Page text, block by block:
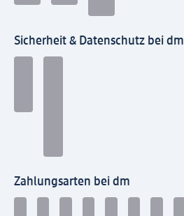
Sicherheit & Datenschutz bei dm
Zahlungsarten bei dm